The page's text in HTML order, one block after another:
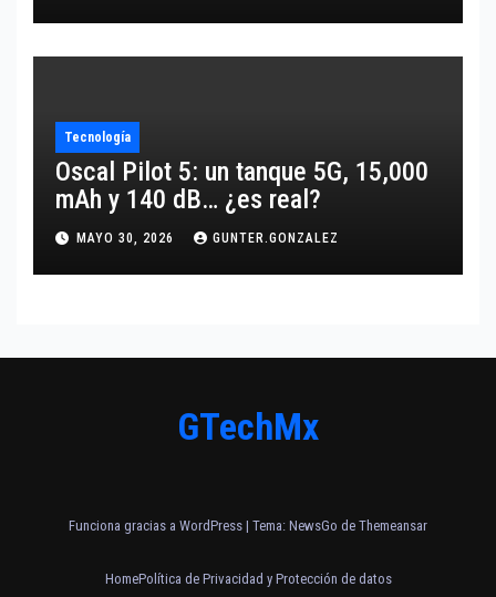
Tecnología
Oscal Pilot 5: un tanque 5G, 15,000
mAh y 140 dB… ¿es real?
MAYO 30, 2026 GUNTER.GONZALEZ
GTechMx
Funciona gracias a WordPress | Tema: NewsGo de Themeansar
HomePolítica de Privacidad y Protección de datos